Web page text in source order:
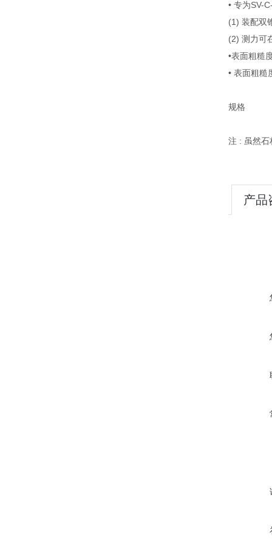
• 专为SV-
(1) 装配双
(2) 测力可
•表面粗糙
• 表面粗糙
规格
注 : 虽然石
产品